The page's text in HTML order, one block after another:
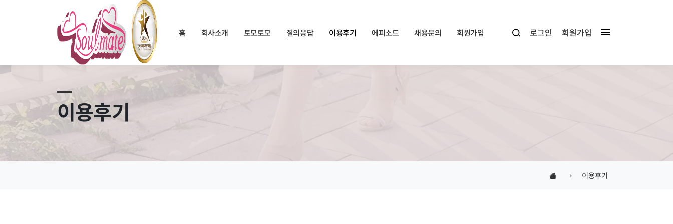
홈 회사소개 토모토모 질의응답 이용후기 에피소드 채용문의 회원가입 로그인 회원가입
이용후기
이용후기